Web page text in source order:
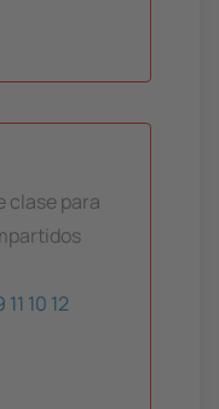
clase para
11 10 12